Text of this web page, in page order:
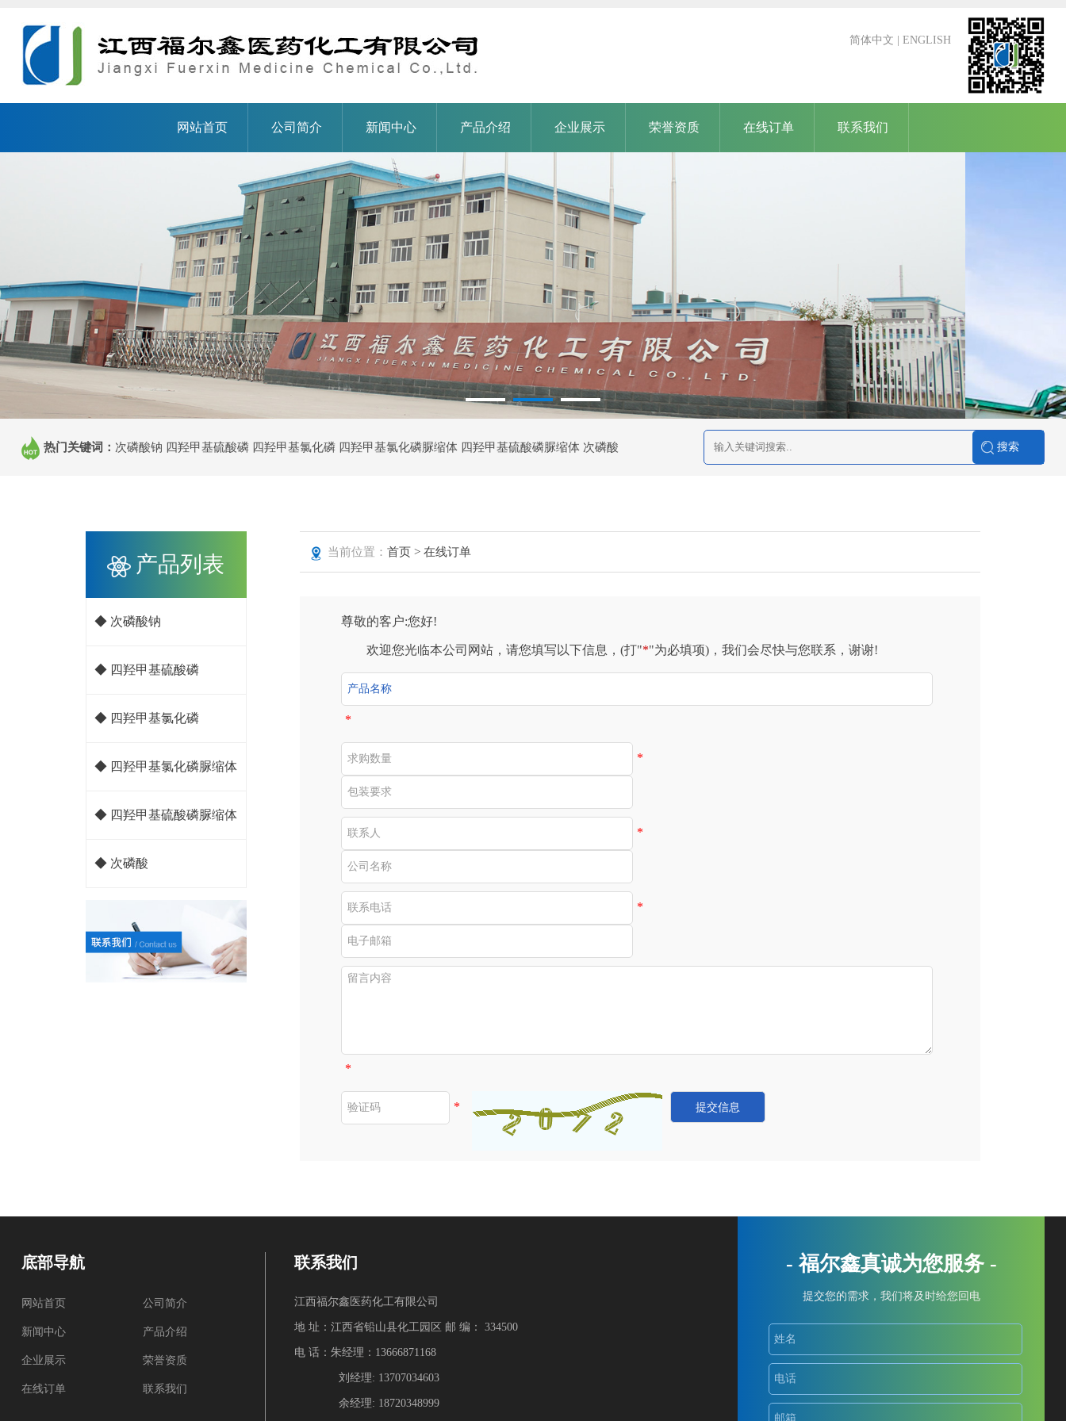
简体中文 |ENGLISH
网站首页 公司简介 新闻中心 产品介绍 企业展示 荣誉资质 在线订单 联系我们
热门关键词： 次磷酸钠 四羟甲基硫酸磷 四羟甲基氯化磷 四羟甲基氯化磷脲缩体 四羟甲基硫酸磷脲缩体 次磷酸
产品列表
◆ 次磷酸钠
◆ 四羟甲基硫酸磷
◆ 四羟甲基氯化磷
◆ 四羟甲基氯化磷脲缩体
◆ 四羟甲基硫酸磷脲缩体
◆ 次磷酸
当前位置：首页 > 在线订单
尊敬的客户:您好!
欢迎您光临本公司网站，请您填写以下信息，(打"*"为必填项)，我们会尽快与您联系，谢谢!
*
*
*
*
*
*
底部导航
网站首页 公司简介
新闻中心 产品介绍
企业展示 荣誉资质
在线订单 联系我们
联系我们
江西福尔鑫医药化工有限公司
地 址：江西省铅山县化工园区 邮 编： 334500
电 话：朱经理：13666871168
刘经理: 13707034603
余经理: 18720348999
- 福尔鑫真诚为您服务 -
提交您的需求，我们将及时给您回电